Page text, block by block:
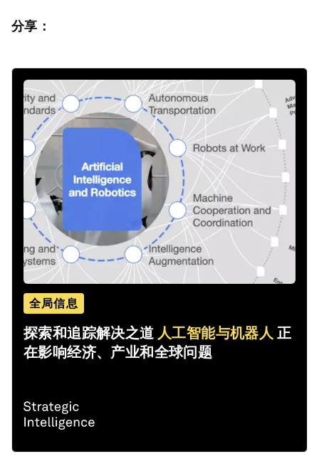
分享：
全局信息
探索和追踪解决之道 人工智能与机器人 正
在影响经济、产业和全球问题